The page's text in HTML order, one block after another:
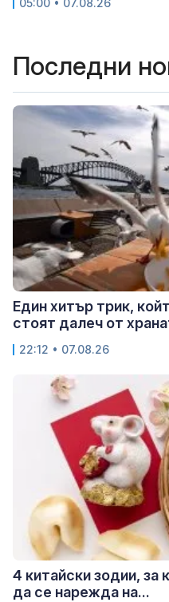
Последни
Един хитър трик,
стоят далеч от
22:12 • 07.08.26
4 китайски зодии, за
да се нарежда на...